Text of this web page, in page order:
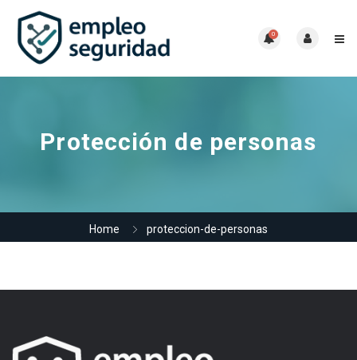
0
Protección de personas
Home proteccion-de-personas